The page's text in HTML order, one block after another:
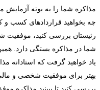
مذاکره شما را به بوته آزمایش
چه بخواهید قراردادهای کسب و
رئیستان بررسی کنید، موفقیت
شما در مذاکره بستگی دارد.
یاد خواهید گرفت که استادانه
بهتر برای موفقیت شخصی و